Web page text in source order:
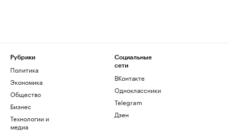
Рубрики
Политика
Экономика
Общество
Бизнес
Технологии и
медиа
Социальные
сети
ВКонтакте
Одноклассники
Telegram
Дзен